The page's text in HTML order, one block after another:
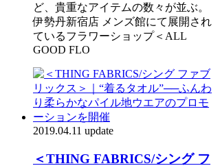
ど、貴重なアイテムの数々が並ぶ。
伊勢丹新宿店 メンズ館にて展開され
ているフラワーショップ＜ALL
GOOD FLO
2019.04.11 update
＜THING FABRICS/シング フ